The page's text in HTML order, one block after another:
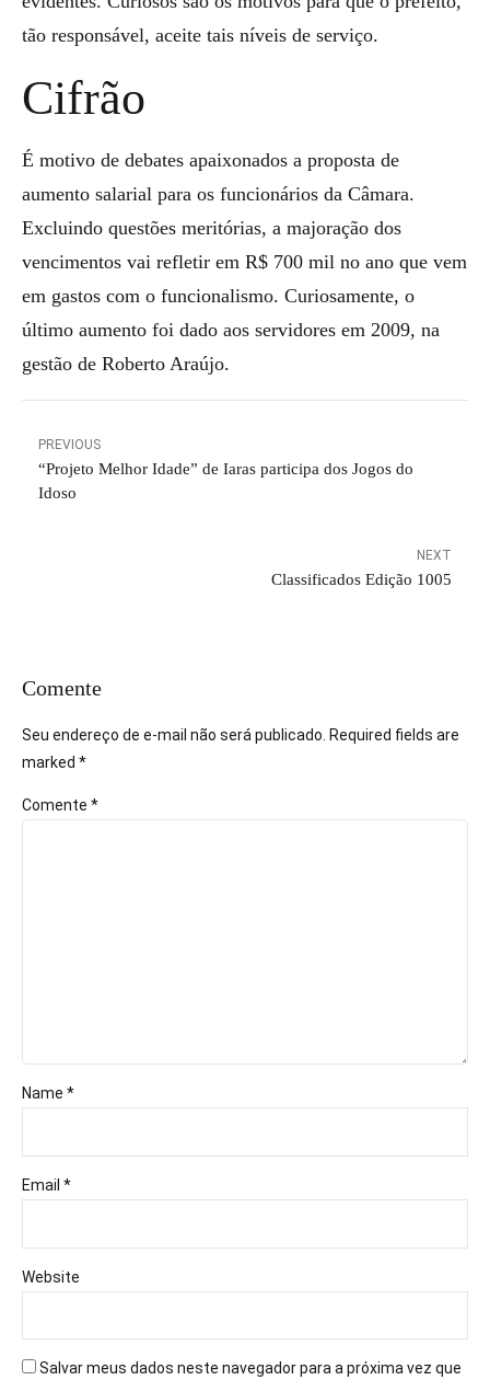
tão responsável, aceite tais níveis de serviço.
Cifrão
É motivo de debates apaixonados a proposta de
aumento salarial para os funcionários da Câmara.
Excluindo questões meritórias, a majoração dos
vencimentos vai refletir em R$ 700 mil no ano que vem
em gastos com o funcionalismo. Curiosamente, o
último aumento foi dado aos servidores em 2009, na
gestão de Roberto Araújo.
PREVIOUS
“Projeto Melhor Idade” de Iaras participa dos Jogos do
Idoso
NEXT
Classificados Edição 1005
Comente
Seu endereço de e-mail não será publicado. Required fields are
marked *
Comente *
Name *
Email *
Website
Salvar meus dados neste navegador para a próxima vez que